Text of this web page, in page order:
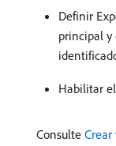
Definir
principal y
Habilitar
Consulte